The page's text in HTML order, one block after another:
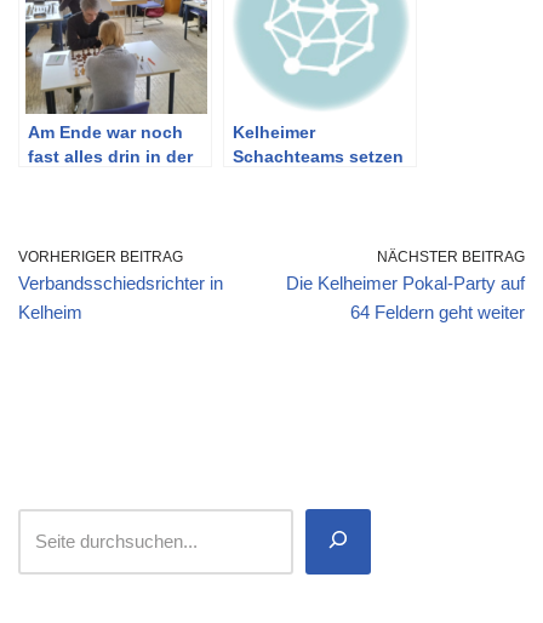
Am Ende war noch
fast alles drin in der
Kelheimer
Schachteams setzen
VORHERIGER BEITRAG
Verbandsschiedsrichter in
Kelheim
NÄCHSTER BEITRAG
Die Kelheimer Pokal-Party auf
64 Feldern geht weiter